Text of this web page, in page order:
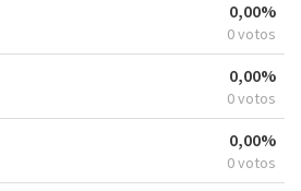
0,00%
0 votos
0,00%
0 votos
0,00%
0 votos